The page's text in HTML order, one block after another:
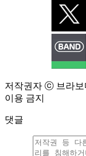
저작권자 ⓒ 브라보
이용 금지
댓글